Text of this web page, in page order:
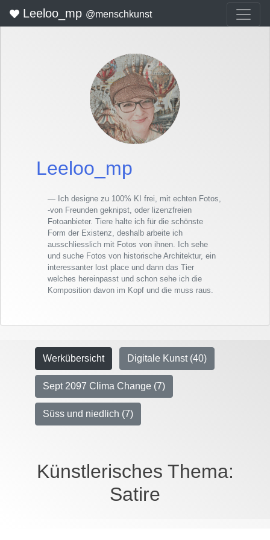
Leeloo_mp @menschkunst
Leeloo_mp
Ich designe zu 100% KI frei, mit echten Fotos,
-von Freunden geknipst, oder lizenzfreien
Fotoanbieter. Tiere halte ich für die schönste
Form der Existenz, deshalb arbeite ich
ausschliesslich mit Fotos von ihnen. Ich sehe
und suche Fotos von historische Architektur, ein
interessanter lost place und dann das Tier
welches hereinpasst und schon sehe ich die
Komposition davon im Kopf und die muss raus.
Werkübersicht Digitale Kunst (40)
Sept 2097 Clima Change (7)
Süss und niedlich (7)
Künstlerisches Thema:
Satire